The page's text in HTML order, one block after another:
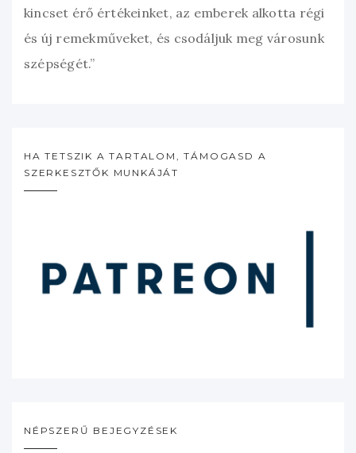
kincset érő értékeinket, az emberek alkotta régi
és új remekműveket, és csodáljuk meg városunk
szépségét.”
HA TETSZIK A TARTALOM, TÁMOGASD A
SZERKESZTŐK MUNKÁJÁT
NÉPSZERŰ BEJEGYZÉSEK